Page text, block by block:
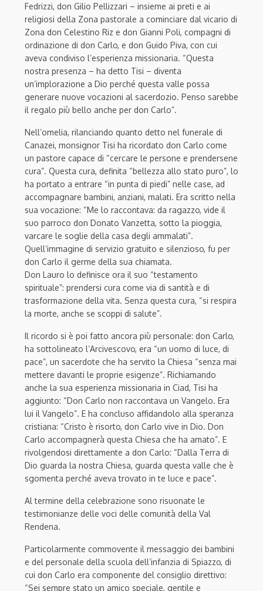
Fedrizzi, don Gilio Pellizzari – insieme ai preti e ai
religiosi della Zona pastorale a cominciare dal vicario di
Zona don Celestino Riz e don Gianni Poli, compagni di
ordinazione di don Carlo, e don Guido Piva, con cui
aveva condiviso l’esperienza missionaria. “Questa
nostra presenza – ha detto Tisi – diventa
un’implorazione a Dio perché questa valle possa
generare nuove vocazioni al sacerdozio. Penso sarebbe
il regalo più bello anche per don Carlo”.
Nell’omelia, rilanciando quanto detto nel funerale di
Canazei, monsignor Tisi ha ricordato don Carlo come
un pastore capace di “cercare le persone e prendersene
cura”. Questa cura, definita “bellezza allo stato puro”, lo
ha portato a entrare “in punta di piedi” nelle case, ad
accompagnare bambini, anziani, malati. Era scritto nella
sua vocazione: “Me lo raccontava: da ragazzo, vide il
suo parroco don Donato Vanzetta, sotto la pioggia,
varcare le soglie della casa degli ammalati”.
Quell’immagine di servizio gratuito e silenzioso, fu per
don Carlo il germe della sua chiamata.
Don Lauro lo definisce ora il suo “testamento
spirituale”: prendersi cura come via di santità e di
trasformazione della vita. Senza questa cura, “si respira
la morte, anche se scoppi di salute”.
Il ricordo si è poi fatto ancora più personale: don Carlo,
ha sottolineato l’Arcivescovo, era “un uomo di luce, di
pace”, un sacerdote che ha servito la Chiesa “senza mai
mettere davanti le proprie esigenze”. Richiamando
anche la sua esperienza missionaria in Ciad, Tisi ha
aggiunto: “Don Carlo non raccontava un Vangelo. Era
lui il Vangelo”. E ha concluso affidandolo alla speranza
cristiana: “Cristo è risorto, don Carlo vive in Dio. Don
Carlo accompagnerà questa Chiesa che ha amato”. E
rivolgendosi direttamente a don Carlo: “Dalla Terra di
Dio guarda la nostra Chiesa, guarda questa valle che è
sgomenta perché aveva trovato in te luce e pace”.
Al termine della celebrazione sono risuonate le
testimonianze delle voci delle comunità della Val
Rendena.
Particolarmente commovente il messaggio dei bambini
e del personale della scuola dell’infanzia di Spiazzo, di
cui don Carlo era componente del consiglio direttivo:
“Sei sempre stato un amico speciale, gentile e